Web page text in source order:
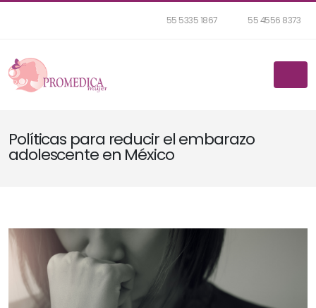
55 5335 1867 55 4556 8373
Políticas para reducir el embarazo
adolescente en México